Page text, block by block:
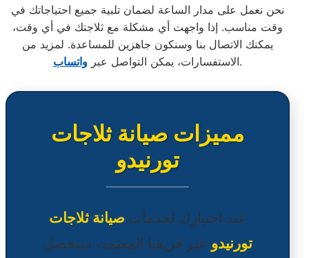
نحن نعمل على مدار الساعة لضمان تلبية جميع احتياجاتك في
وقت مناسب. إذا واجهت أي مشكلة مع ثلاجتك في أي وقت،
يمكنك الاتصال بنا وسنكون جاهزين للمساعدة. لمزيد من
الاستفسارات، يمكن التواصل عبر واتساب .
مميزات صيانة ثلاجات
تورنيدو
عند اختيارك لخدمات صيانة ثلاجات
تورنيدو عبر فريقنا المعتمد، ستحصل